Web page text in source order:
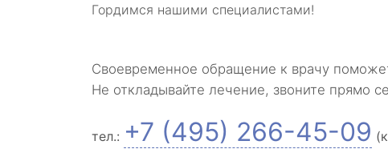
Гордимся нашими специалистами!
Своевременное обращение к врачу
Не откладывайте лечение, звоните прямо
тел.: +7 (495) 266-45-09